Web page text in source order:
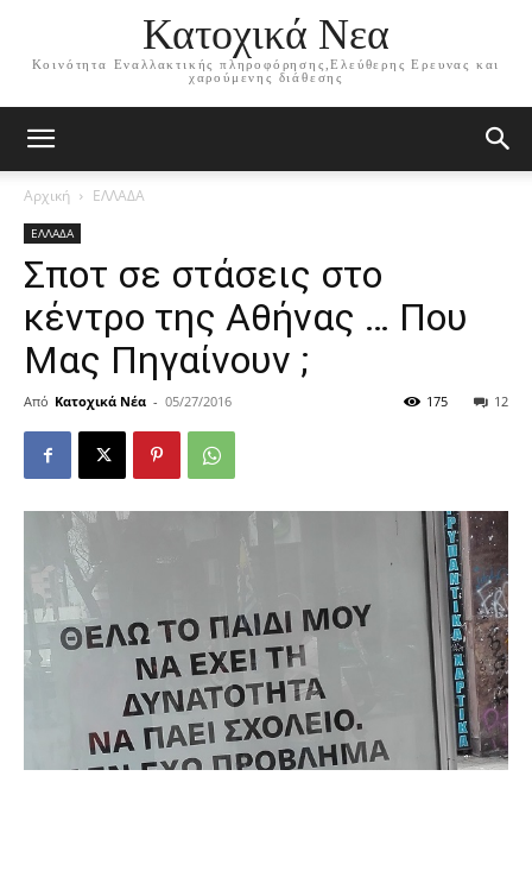
Κατοχικά Νεα
Κοινότητα Εναλλακτικής πληροφόρησης,Ελεύθερης Ερευνας και
χαρούμενης διάθεσης
Αρχική ΕΛΛΑΔΑ
ΕΛΛΑΔΑ
Σποτ σε στάσεις στο
κέντρο της Αθήνας‏ … Που
Μας Πηγαίνουν ;
Από Κατοχικά Νέα - 05/27/2016 12
175